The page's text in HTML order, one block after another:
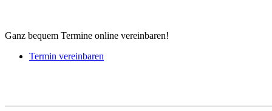
Ganz bequem Termine online vereinbaren!
Termin vereinbaren